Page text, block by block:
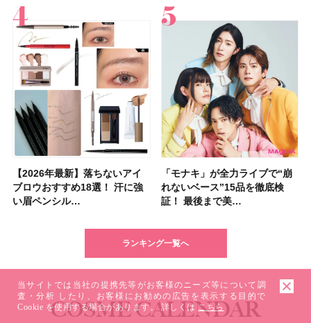
【2026年最新】落ちないアイ
ブロウおすすめ18選！ 汗に強
い眉ペンシル…
「モナキ」が全力ライブで“崩
れないベース”15品を徹底検
証！ 最後まで美…
【2026夏】「ハリ・たるみケ
ア」ランキングTOP5！＜マキ
アビューティ…
【2026夏】「毛穴ケア」ラン
キングTOP5！＜マキアビュー
ティーズが投…
【2026年最新】落ちないアイ
ブロウおすすめ18選！ 汗に強
い眉ペンシル…
「モナキ」が全力ライブで“崩
れないベース”15品を徹底検
証！ 最後まで美…
【2026年】ボディ用日焼け止
めUVのおすすめ20選！ この夏
注目の人気…
「ミス ディオール オードゥ パ
ルファン」が新たな装いで登
場！ シルバー…
【板野友美さんの美活】「最
近、下の歯の矯正を再開したん
です」オーラルケア…
【石井美保さんのおすすめお菓
子＆お茶10選】手土産にもぴっ
たり
【2026年夏】小顔に見えるボ
ブの髪型37選！ レイヤー・切
りっぱなしな…
【2026年】最新トレンド「ボ
ブ」13種類を徹底解説！ 定番
＆人気の髪型…
石井美保さん祝50歳！ アニバ
ーサリーイベントに込めた思
い、今夢中なボデ…
【無印良品】スキンケア×衣料
素材の最強タッグで実現！ 着
るだけで保湿でき…
【全色レビュー】ケイト メロ
ウブラウンアイズ限定色追加！
イエベ・ブルベ別…
【キャンメイク】売切続出！先
行発売中の「クリアヴェールセ
ッティングパウダ…
ランキング一覧へ
COSME CALENDAR
当サイトでは当社の提携先等がお客様のニーズ等について調
査・分析 したり、お客様にお勧めの広告を表示する目的で
Cookie を使用する場合があります。 詳しくは こちら